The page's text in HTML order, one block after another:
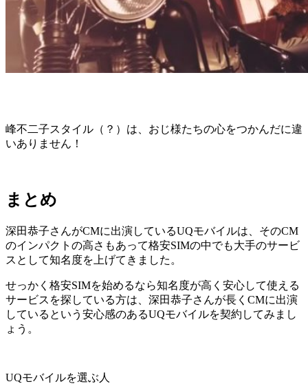
峰不二子スタイル（？）は、おじ様たちの心をつかんだに違
いありません！
まとめ
深田恭子さんがCMに出演しているUQモバイルは、そのCM
のインパクトの高さもあって格安SIMの中でも大手のサービ
スとして知名度を上げてきました。
せっかく格安SIMを始めるなら知名度が高く安心して使える
サービスを探している方は、深田恭子さんが長くCMに出演
しているという安心感のあるUQモバイルを契約してみまし
ょう。
UQモバイルを選ぶ人